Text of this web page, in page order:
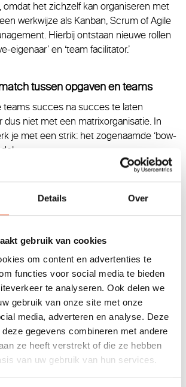
Details Over
gebruik van cookies
om content en advertenties te
functies voor social media te bieden
te analyseren. Ook delen we
gebruik van onze site met onze
media, adverteren en analyse. Deze
gegevens combineren met andere
ze heeft verstrekt of die ze hebben
van uw gebruik van hun services.
omdat het zichzelf kan organiseren met
werkwijze als Kanban, Scrum of Agile
Hierbij ontstaan nieuwe rollen
eigenaar’ en ‘team facilitator.’
tussen opgaven en teams
teams succes na succes te laten
dus niet met een matrixorganisatie. In
je met een strik: het zogenaamde ‘bow-
Per team zorg je voor een brede